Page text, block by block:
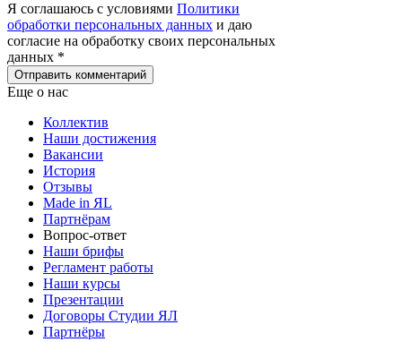
Я соглашаюсь с условиями Политики
обработки персональных данных и даю
согласие на обработку своих персональных
данных *
Отправить комментарий
Еще о нас
Коллектив
Наши достижения
Вакансии
История
Отзывы
Made in ЯL
Партнёрам
Вопрос-ответ
Наши брифы
Регламент работы
Наши курсы
Презентации
Договоры Студии ЯЛ
Партнёры